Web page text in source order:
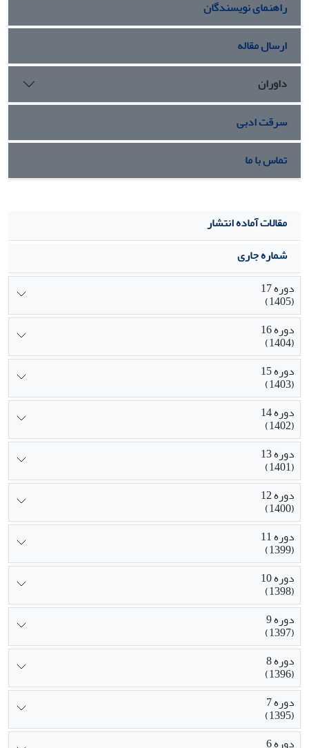
و گروه تیمار با انسولین تفاوت معنی‌داری در متغیرهای بالا،
مشاهده نشد.
نتیجه‌گیری: کاهش انسولین، استرس اکسیداتیو ناشی از
هیپرگلیسمی، و اختلال احتمالی در محور هیپوتالاموس-هیپوفیز-
گناد (HPG)، رحم حیوانات هیپرگلیسمیک را به شدت تحت تاثیر
قرار می‌دهد. انسولین‌تراپی احتمالا به‎صورت مستقیم و یا از طریق
اصلاح محور HPG و اختلالات متابولیک، می‌تواند به میزان زیادی از
اختلالات رحمی ناشی هیپرگلیسمی بکاهد.
راهنمای نویسندگان
ارسال مقاله
داوران
سرقت ادبی
تماس با ما
مقالات آماده انتشار
شماره جاری
دوره 17
(1405)
دوره 16
(1404)
دوره 15
(1403)
دوره 14
(1402)
دوره 13
(1401)
دوره 12
(1400)
دوره 11
(1399)
دوره 10
(1398)
دوره 9
(1397)
دوره 8
(1396)
دوره 7
(1395)
دوره 6